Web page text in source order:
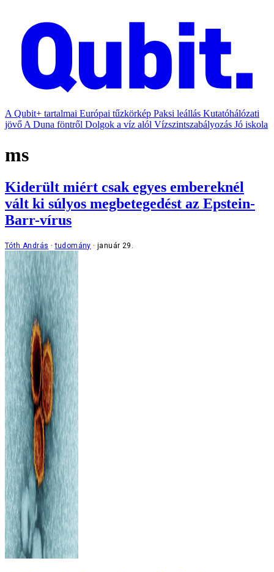
A Qubit+ tartalmai Európai tűzkörkép Paksi leállás Kutatóhálózati
jövő A Duna föntről Dolgok a víz alól Vízszintszabályozás Jó iskola
ms
Kiderült miért csak egyes embereknél
vált ki súlyos megbetegedést az Epstein-
Barr-vírus
Tóth András tudomány január 29.